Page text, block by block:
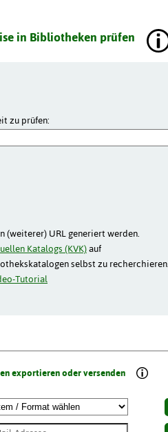
in Bibliotheken prüfen
zu prüfen:
(weiterer) URL generiert werden.
Katalogs (KVK)auf
selbst zu recherchieren.
Tutorial
exportieren oder versenden